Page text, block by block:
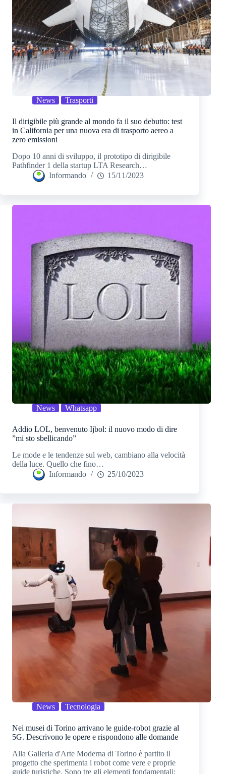
News Trasporti
Il dirigibile più grande al mondo fa il suo debutto: test
in California per una nuova era di trasporto aereo a
zero emissioni
Dopo 10 anni di sviluppo, il prototipo di dirigibile
Pathfinder 1 della startup LTA Research…
Informando
15/11/2023
News Whatsapp
Addio LOL, benvenuto Ijbol: il nuovo modo di dire
”mi sto sbellicando”
Le mode e le tendenze sul web, cambiano alla velocità
della luce. Quello che fino…
Informando
25/10/2023
News Tecnologia
Nei musei di Torino arrivano le guide-robot grazie al
5G. Descrivono le opere e rispondono alle domande
Alla Galleria d'Arte Moderna di Torino è partito il
progetto che sperimenta i robot come vere e proprie
guide turistiche. Sono tre gli elementi fondamentali: